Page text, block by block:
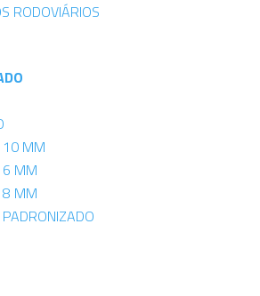
RODOVIÁRIOS
10 MM
6 MM
8 MM